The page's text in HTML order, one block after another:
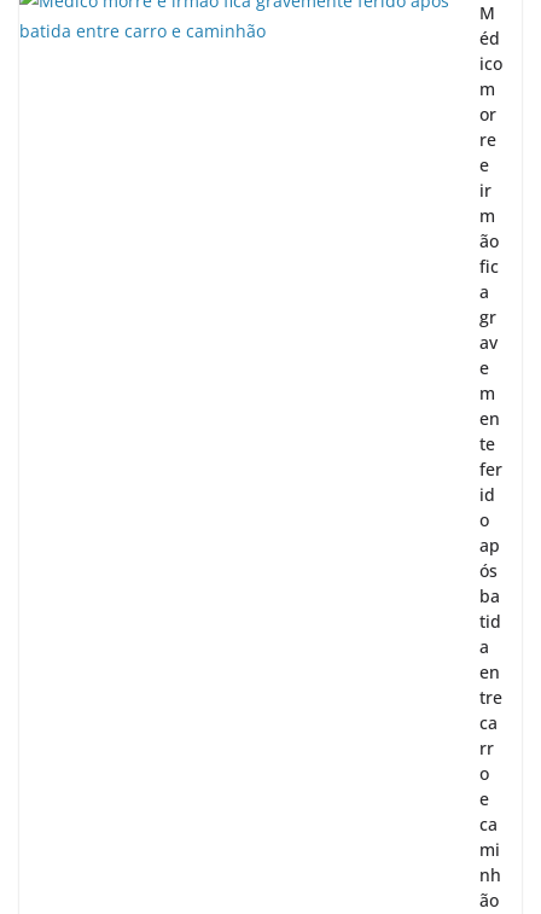
M
éd
ico
m
or
re
e
ir
m
ão
fic
a
gr
av
e
m
en
te
fer
id
o
ap
ós
ba
tid
a
en
tre
ca
rr
o
e
ca
mi
nh
ão